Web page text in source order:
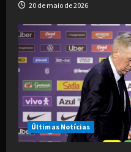
20 de maio de 2026
Últimas Notícias